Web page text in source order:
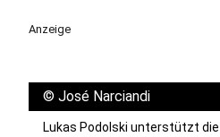
Anzeige
© José Narciandi
Lukas Podolski unterstützt